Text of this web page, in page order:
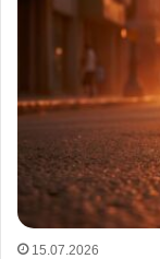
15.07.2026